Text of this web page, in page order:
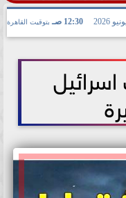
12:30 صـ بتوقيت القاهرة